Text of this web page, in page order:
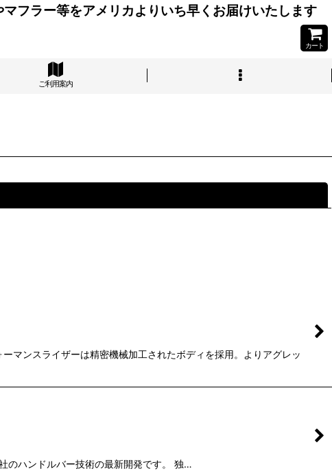
フラー等をアメリカよりいち早くお届けいたします
カート
ご利用案内
マンスライザーは精密機械加工されたボディを採用。よりアグレッ
のハンドルバー技術の最新開発です。 独…